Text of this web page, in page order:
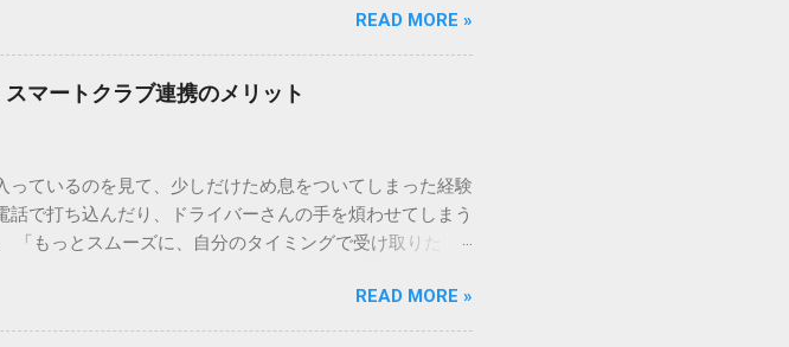
「文字コード入力」のテクニックを詳しく解説します。
必要はありません。 1. なぜ「変換」しても旧字・外字
があるのでしょうか。その理由は、パソコンが文字を
漢字は、JIS規格（日本産業規格）によって「第1水
や地名に使われる非常に古い漢字（旧字）や、特定の組
ド です。パソコン上のすべての文字には、いわば「住
でも、この住所（コード）を直接指定すれば、確実に呼
で漢字を出す「16進数入力」 最も汎用性が高く、特別な
Unicode（例：20BB7）」を把握する。 入力モードを「半
ボードの**[Alt]キーを押しながら[X]キー**を押す。 入
READ MORE »
マートクラブ連携のメリット
ているのを見て、少しだけため息をついてしまった経験
で打ち込んだり、ドライバーさんの手を煩わせてしまう
もっとスムーズに、自分のタイミングで受け取りた
れらを活用するだけで、再配達のストレスは驚くほど軽く
取り術と、連携による具体的なメリットを徹底解説しま
READ MORE »